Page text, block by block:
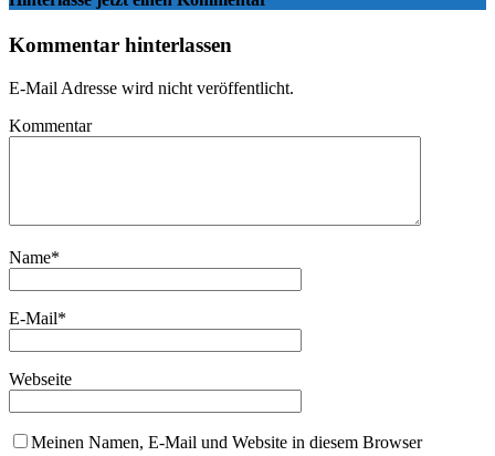
Kommentar hinterlassen
E-Mail Adresse wird nicht veröffentlicht.
Kommentar
Name*
E-Mail*
Webseite
Meinen Namen, E-Mail und Website in diesem Browser